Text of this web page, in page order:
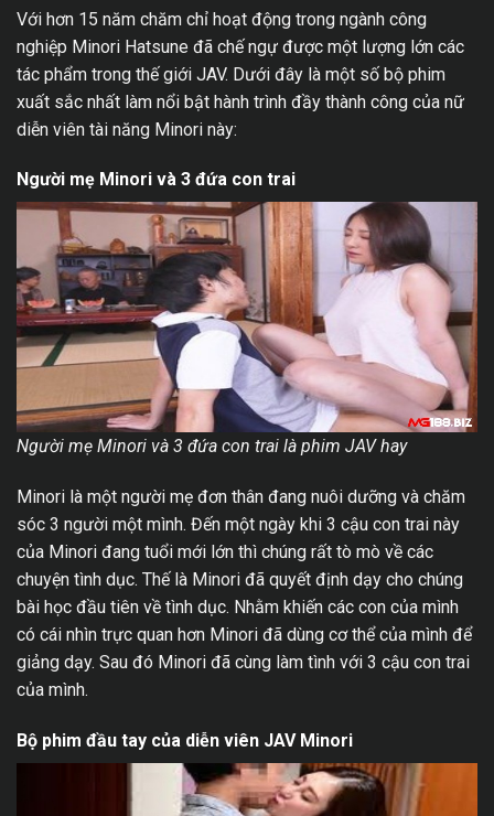
Với hơn 15 năm chăm chỉ hoạt động trong ngành công
nghiệp Minori Hatsune đã chế ngự được một lượng lớn các
tác phẩm trong thế giới JAV. Dưới đây là một số bộ phim
xuất sắc nhất làm nổi bật hành trình đầy thành công của nữ
diễn viên tài năng Minori này:
Người mẹ Minori và 3 đứa con trai
Người mẹ Minori và 3 đứa con trai là phim JAV hay
Minori là một người mẹ đơn thân đang nuôi dưỡng và chăm
sóc 3 người một mình. Đến một ngày khi 3 cậu con trai này
của Minori đang tuổi mới lớn thì chúng rất tò mò về các
chuyện tình dục. Thế là Minori đã quyết định dạy cho chúng
bài học đầu tiên về tình dục. Nhằm khiến các con của mình
có cái nhìn trực quan hơn Minori đã dùng cơ thể của mình để
giảng dạy. Sau đó Minori đã cùng làm tình với 3 cậu con trai
của mình.
Bộ phim đầu tay của diễn viên JAV Minori